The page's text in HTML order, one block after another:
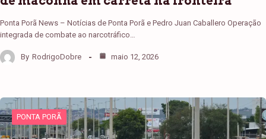
Ponta Porã News – Notícias de Ponta Porã e Pedro Juan Caballero Operação
integrada de combate ao narcotráfico…
By RodrigoDobre maio 12, 2026
PONTA PORÃ